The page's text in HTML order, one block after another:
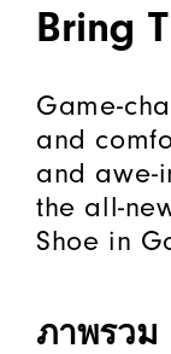
Bring
Game-
and
and awe-
the all-
Shoe in
ภาพรวม